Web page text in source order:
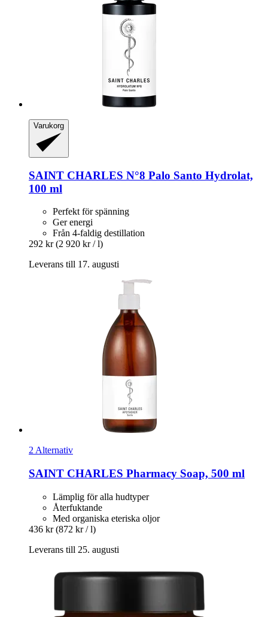
Varukorg
SAINT CHARLES N°8 Palo Santo Hydrolat,
100 ml
Perfekt för spänning
Ger energi
Från 4-faldig destillation
292 kr (2 920 kr / l)
Leverans till 17. augusti
2 Alternativ
SAINT CHARLES Pharmacy Soap, 500 ml
Lämplig för alla hudtyper
Återfuktande
Med organiska eteriska oljor
436 kr (872 kr / l)
Leverans till 25. augusti